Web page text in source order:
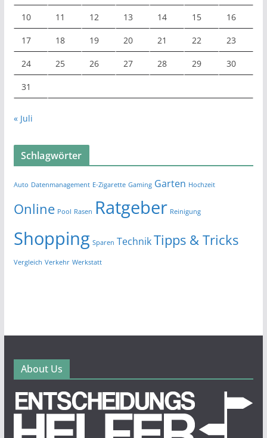
10 11 12 13 14 15 16
17 18 19 20 21 22 23
24 25 26 27 28 29 30
31
« Juli
Schlagwörter
Auto Datenmanagement E-Zigarette Gaming Garten Hochzeit
Online Pool Rasen Ratgeber Reinigung
Shopping Sparen TechnikTipps & Tricks
Vergleich Verkehr Werkstatt
About Us